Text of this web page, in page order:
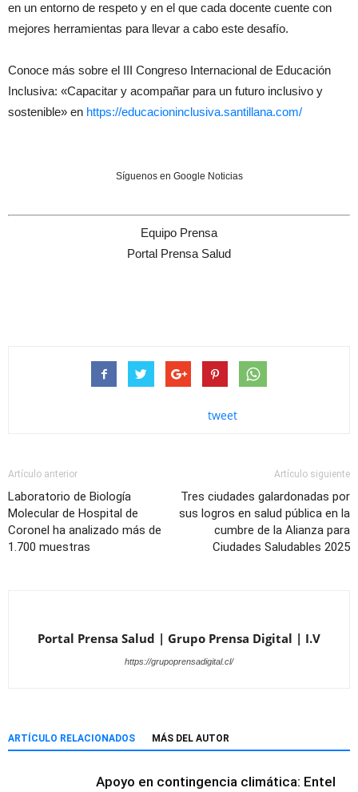
en un entorno de respeto y en el que cada docente cuente con
mejores herramientas para llevar a cabo este desafío.
Conoce más sobre el III Congreso Internacional de Educación
Inclusiva: «Capacitar y acompañar para un futuro inclusivo y
sostenible» en https://educacioninclusiva.santillana.com/
Síguenos en Google Noticias
Equipo Prensa
Portal Prensa Salud
tweet
Artículo anterior
Laboratorio de Biología
Molecular de Hospital de
Coronel ha analizado más de
1.700 muestras
Artículo siguiente
Tres ciudades galardonadas por
sus logros en salud pública en la
cumbre de la Alianza para
Ciudades Saludables 2025
Portal Prensa Salud | Grupo Prensa Digital | I.V
https://grupoprensadigital.cl/
ARTÍCULO RELACIONADOS MÁS DEL AUTOR
Apoyo en contingencia climática: Entel